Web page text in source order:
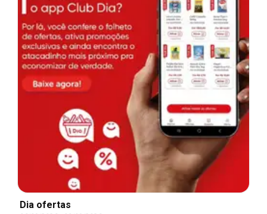
Dia ofertas